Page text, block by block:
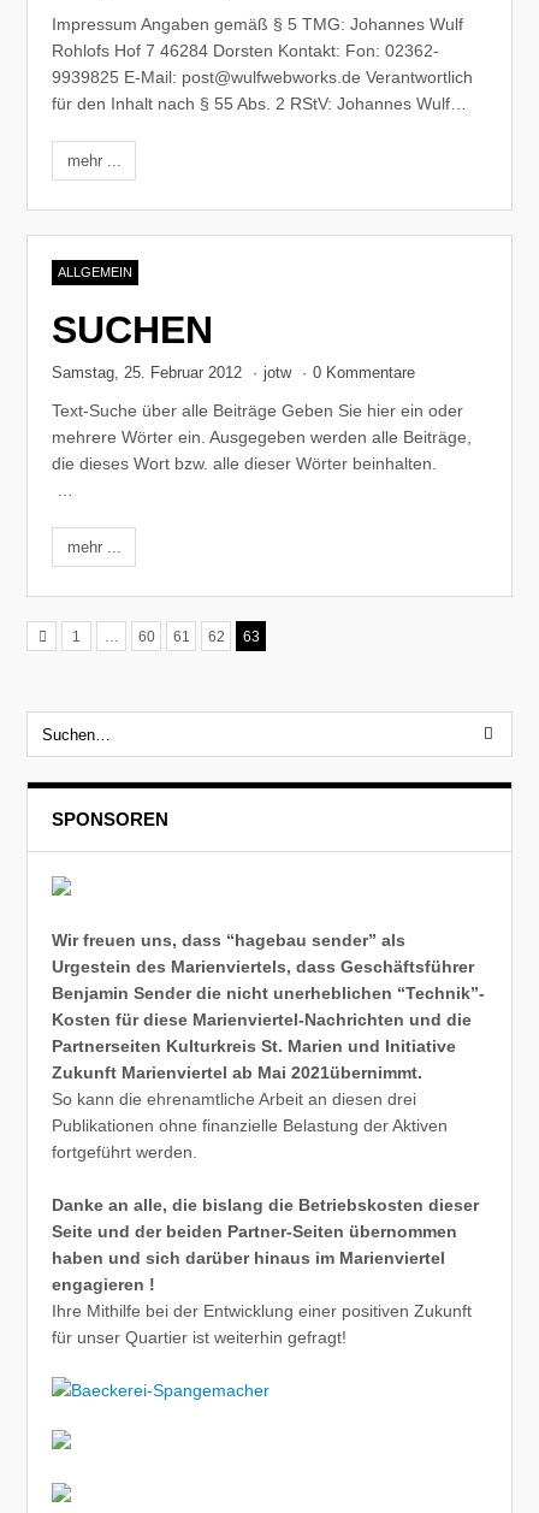
Impressum Angaben gemäß § 5 TMG: Johannes Wulf
Rohlofs Hof 7 46284 Dorsten Kontakt: Fon: 02362-
9939825 E-Mail: post@wulfwebworks.de Verantwortlich
für den Inhalt nach § 55 Abs. 2 RStV: Johannes Wulf…
mehr ...
ALLGEMEIN
SUCHEN
Samstag, 25. Februar 2012 · jotw · 0 Kommentare
Text-Suche über alle Beiträge Geben Sie hier ein oder
mehrere Wörter ein. Ausgegeben werden alle Beiträge,
die dieses Wort bzw. alle dieser Wörter beinhalten.
mehr ...
1 … 60 61 62 63
SPONSOREN
Wir freuen uns, dass “hagebau sender” als
Urgestein des Marienviertels, dass Geschäftsführer
Benjamin Sender die nicht unerheblichen “Technik”-
Kosten für diese Marienviertel-Nachrichten und die
Partnerseiten Kulturkreis St. Marien und Initiative
Zukunft Marienviertel ab Mai 2021übernimmt.
So kann die ehrenamtliche Arbeit an diesen drei
Publikationen ohne finanzielle Belastung der Aktiven
fortgeführt werden.
Danke an alle, die bislang die Betriebskosten dieser
Seite und der beiden Partner-Seiten übernommen
haben und sich darüber hinaus im Marienviertel
engagieren !
Ihre Mithilfe bei der Entwicklung einer positiven Zukunft
für unser Quartier ist weiterhin gefragt!